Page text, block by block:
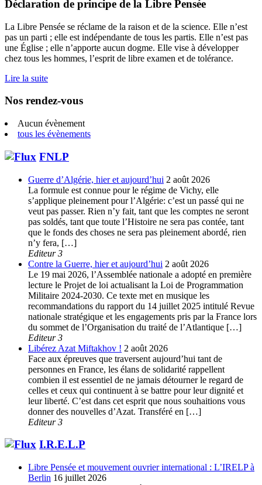
Déclaration de principe de la Libre Pensée
La Libre Pensée se réclame de la raison et de la science. Elle n’est
pas un parti ; elle est indépendante de tous les partis. Elle n’est pas
une Église ; elle n’apporte aucun dogme. Elle vise à développer
chez tous les hommes, l’esprit de libre examen et de tolérance.
Lire la suite
Nos rendez-vous
Aucun évènement
tous les évènements
FNLP
Guerre d’Algérie, hier et aujourd’hui 2 août 2026
La formule est connue pour le régime de Vichy, elle
s’applique pleinement pour l’Algérie: c’est un passé qui ne
veut pas passer. Rien n’y fait, tant que les comptes ne seront
pas soldés, tant que toute l’Histoire ne sera pas contée, tant
que le fonds des choses ne sera pas pleinement abordé, rien
n’y fera, […]
Editeur 3
Contre la Guerre, hier et aujourd’hui 2 août 2026
Le 19 mai 2026, l’Assemblée nationale a adopté en première
lecture le Projet de loi actualisant la Loi de Programmation
Militaire 2024-2030. Ce texte met en musique les
recommandations du rapport du 14 juillet 2025 intitulé Revue
nationale stratégique et les engagements pris par la France lors
du sommet de l’Organisation du traité de l’Atlantique […]
Editeur 3
Libérez Azat Miftakhov ! 2 août 2026
Face aux épreuves que traversent aujourd’hui tant de
personnes en France, les élans de solidarité rappellent
combien il est essentiel de ne jamais détourner le regard de
celles et ceux qui continuent à se battre pour leur dignité et
leur liberté. C’est dans cet esprit que nous souhaitions vous
donner des nouvelles d’Azat. Transféré en […]
Editeur 3
I.R.E.L.P
Libre Pensée et mouvement ouvrier international : L’IRELP à
Berlin 16 juillet 2026